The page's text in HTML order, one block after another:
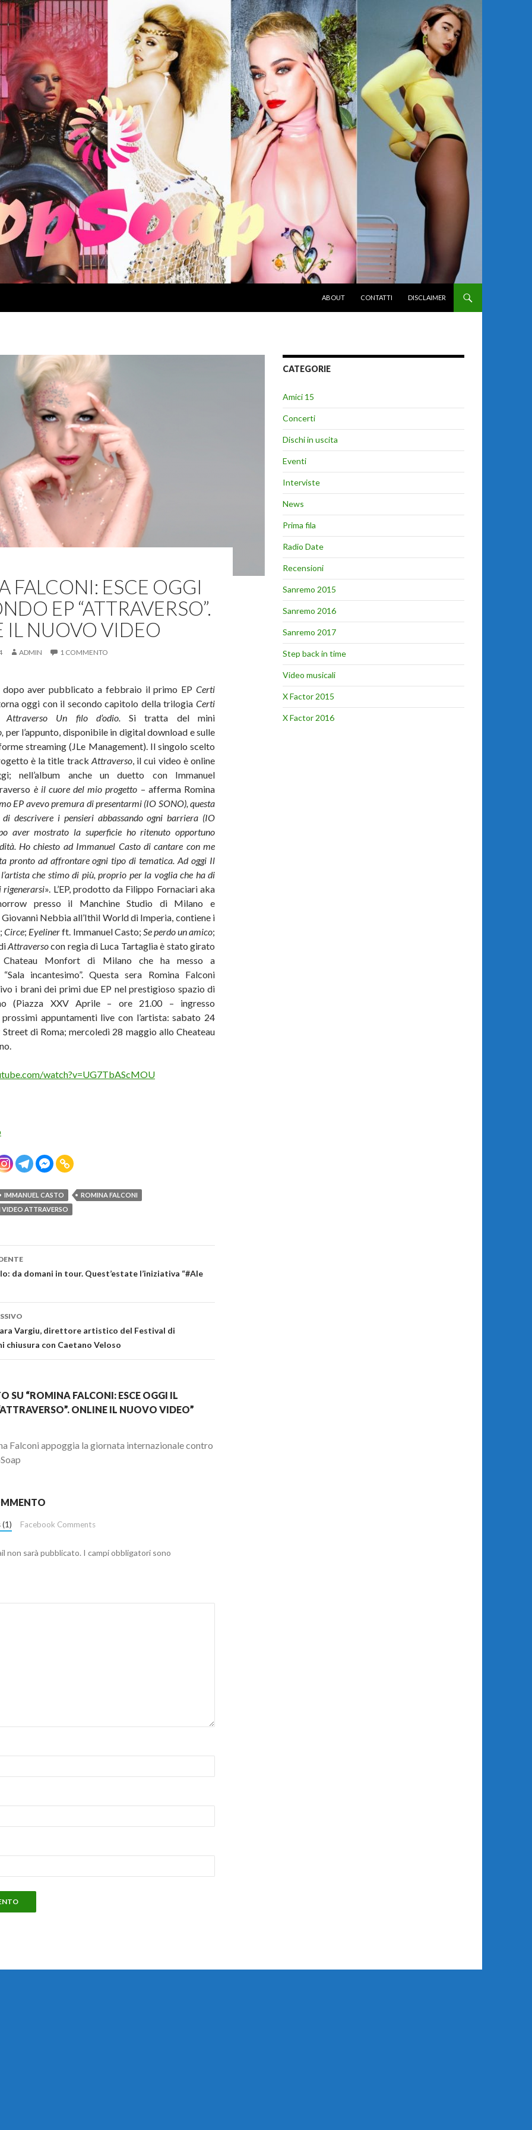
ABOUT
CONTATTI DISCLAIMER
FALCONI: ESCE OGGI
EP “ATTRAVERSO”.
IL NUOVO VIDEO
ADMIN 1 COMMENTO
dopo aver pubblicato a febbraio il primo EP Certi
oggi con il secondo capitolo della trilogiaCerti
Attraverso Un filo d’odio.Si tratta del mini
per l’appunto, disponibile in digital download e sulle
streaming (JLe Management). Il singolo scelto
è la title track Attraverso, il cui video è online
nell’album anche un duetto con Immanuel
è il cuore del mio progetto – afferma Romina
EP avevo premura di presentarmi (IO SONO), questa
descrivere i pensieri abbassando ogni barriera (IO
aver mostrato la superficie ho ritenuto opportuno
Ho chiesto ad Immanuel Casto di cantare con me
pronto ad affrontare ogni tipo di tematica. Ad oggi Il
che stimo di più, proprio per la voglia che ha di
rigenerarsi». L’EP, prodotto da Filippo Fornaciari aka
presso il Manchine Studio di Milano e
Nebbia all’Ithil World di Imperia, contiene i
;Circe; Eyelinerft. Immanuel Casto; Se perdo un amico;
Attraversocon regia di Luca Tartaglia è stato girato
Chateau Monfort di Milano che ha messo a
incantesimo”. Questa sera Romina Falconi
i brani dei primi due EP nel prestigioso spazio di
(Piazza XXV Aprile – ore 21.00 – ingresso
appuntamenti live con l’artista: sabato 24
di Roma; mercoledì 28 maggio allo Cheateau
watch?v=UG7TbAScMOU
IMMANUEL CASTO
ROMINA FALCONI
ATTRAVERSO
da domani in tour. Quest’estate l’iniziativa “#Ale
Vargiu, direttore artistico del Festival di
chiusura con Caetano Veloso
SU “ROMINA FALCONI: ESCE OGGI IL
ONLINE IL NUOVO VIDEO”
Falconi appoggia la giornata internazionale contro
(1) Facebook Comments
non sarà pubblicato. I campi obbligatori sono
CATEGORIE
Amici 15
Concerti
Dischi in uscita
Eventi
Interviste
News
Prima fila
Radio Date
Recensioni
Sanremo 2015
Sanremo 2016
Sanremo 2017
Step back in time
Video musicali
X Factor 2015
X Factor 2016